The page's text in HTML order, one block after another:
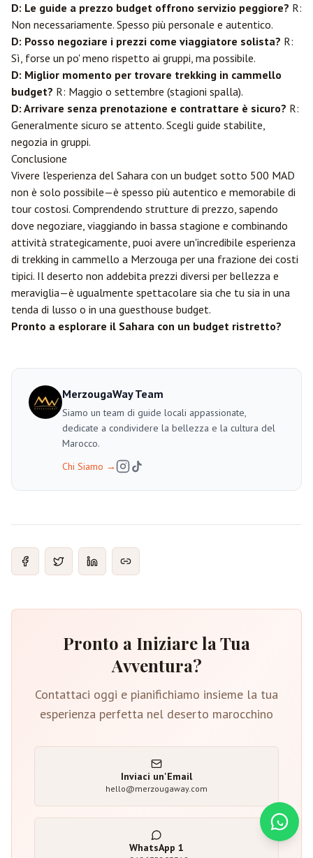
D: Le guide a prezzo budget offrono servizio peggiore? R:
Non necessariamente. Spesso più personale e autentico.
D: Posso negoziare i prezzi come viaggiatore solista? R:
Sì, forse un po' meno rispetto ai gruppi, ma possibile.
D: Miglior momento per trovare trekking in cammello
budget? R: Maggio o settembre (stagioni spalla).
D: Arrivare senza prenotazione e contrattare è sicuro? R:
Generalmente sicuro se attento. Scegli guide stabilite,
negozia in gruppi.
Conclusione
Vivere l'esperienza del Sahara con un budget sotto 500 MAD
non è solo possibile—è spesso più autentico e memorabile di
tour costosi. Comprendendo strutture di prezzo, sapendo
dove negoziare, viaggiando in bassa stagione e combinando
attività strategicamente, puoi avere un'incredibile esperienza
di trekking in cammello a Merzouga per una frazione dei costi
tipici. Il deserto non addebita prezzi diversi per bellezza e
meraviglia—è ugualmente spettacolare sia che tu sia in una
tenda di lusso o in una guesthouse budget.
Pronto a esplorare il Sahara con un budget ristretto?
MerzougaWay Team
Siamo un team di guide locali appassionate,
dedicate a condividere la bellezza e la cultura del
Marocco.
Chi Siamo →
Pronto a Iniziare la Tua
Avventura?
Contattaci oggi e pianifichiamo insieme la tua
esperienza perfetta nel deserto marocchino
Inviaci un'Email
hello@merzougaway.com
WhatsApp 1